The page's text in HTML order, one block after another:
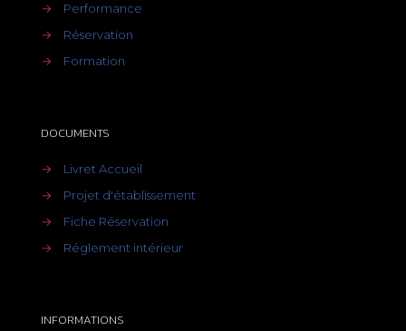
→
Performance
→
Réservation
→
Formation
DOCUMENTS
→
Livret Accueil
→
Projet d'établissement
→
Fiche Réservation
→
Réglement intérieur
INFORMATIONS